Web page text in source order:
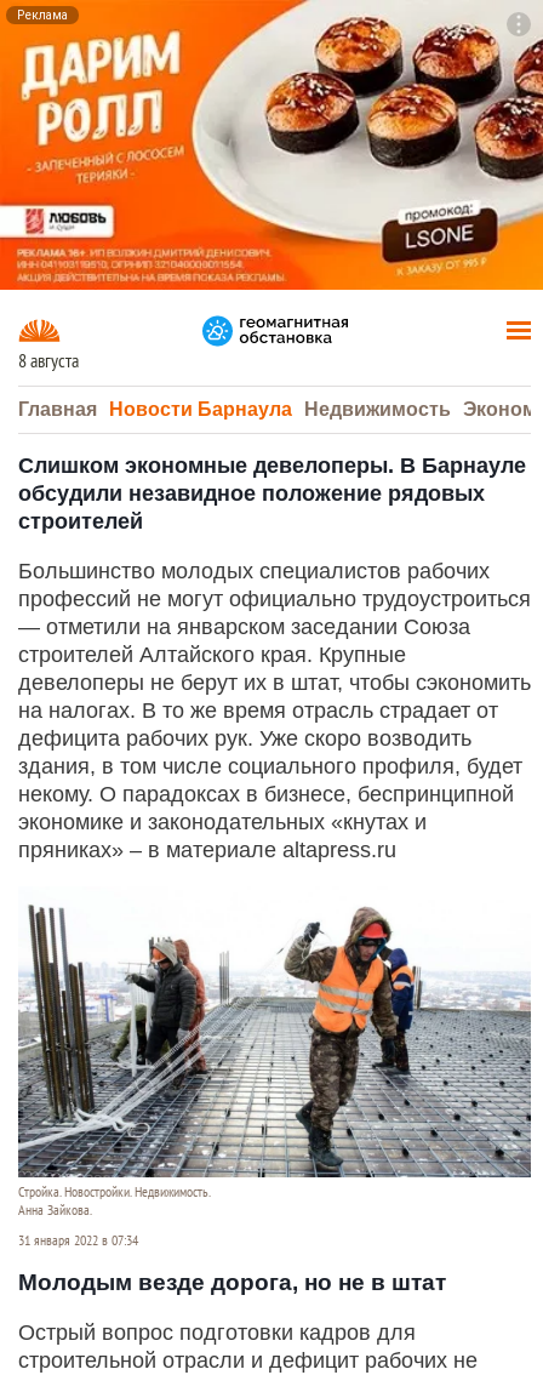
Реклама
8 августа
Главная Новости Барнаула Недвижимость
Слишком экономные девелоперы. В Барнауле
обсудили незавидное положение рядовых
строителей
Большинство молодых специалистов рабочих
профессий не могут официально трудоустроиться
— отметили на январском заседании Союза
строителей Алтайского края. Крупные
девелоперы не берут их в штат, чтобы сэкономить
на налогах. В то же время отрасль страдает от
дефицита рабочих рук. Уже скоро возводить
здания, в том числе социального профиля, будет
некому. О парадоксах в бизнесе, беспринципной
экономике и законодательных «кнутах и
пряниках» – в материале altapress.ru
Стройка. Новостройки. Недвижимость.
Анна Зайкова.
31 января 2022 в 07:34
Молодым везде дорога, но не в штат
Острый вопрос подготовки кадров для
строительной отрасли и дефицит рабочих не